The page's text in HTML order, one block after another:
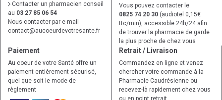
Contacter un pharmacien conseil
au 03 27 85 06 54
Nous contacter par e-mail
contact@aucoeurdevotresante.fr
Vous pouvez contacter le
0825 74 20 30 (audiotel 0,15€
ttc/min), accessible 24h/24 afin
de trouver la pharmacie de garde
la plus proche de chez vous
Paiement
Au coeur de votre Santé offre un
paiement entièrement sécurisé,
quel que soit le mode de
règlement
Retrait / Livraison
Commandez en ligne et venez
chercher votre commande à la
Pharmacie Caudrésienne ou
recevez-là rapidement chez vous
ou en point retrait